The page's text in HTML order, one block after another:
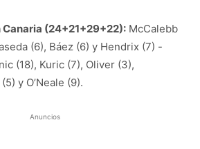
(24+21+29+22): McCalebb
(6), Báez (6) y Hendrix (7) -
(18), Kuric (7), Oliver (3),
y O’Neale (9).
Anuncios